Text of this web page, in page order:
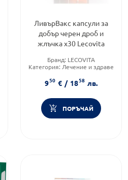
ЛивърВакс капсули за
добър черен дроб и
жлъчка х30 Lecovita
Бранд: LECOVITA
Категория: Лечение и здраве
950 € / 1858 лв.
ПОРЪЧАЙ